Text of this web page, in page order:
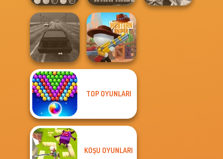
Color Water Sort
3D
Minecraft Pixel
Warfare
Highway Traffic
TOP OYUNLARI
KOŞU OYUNLARI